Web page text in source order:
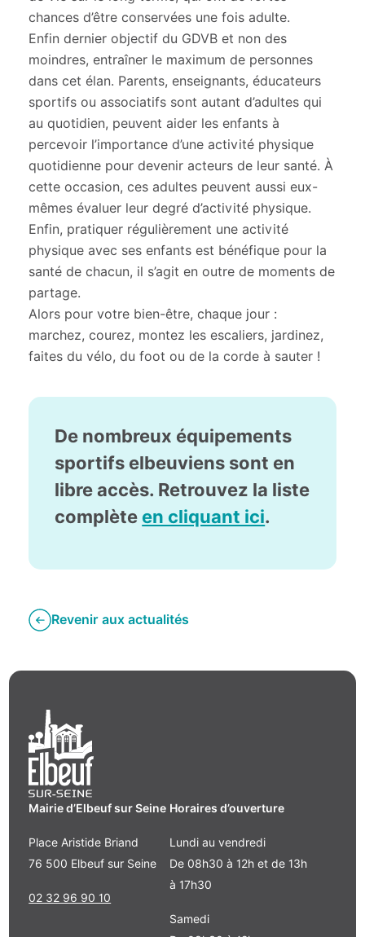
chances d’être conservées une fois adulte.
Enfin dernier objectif du GDVB et non des
moindres, entraîner le maximum de personnes
dans cet élan. Parents, enseignants, éducateurs
sportifs ou associatifs sont autant d’adultes qui
au quotidien, peuvent aider les enfants à
percevoir l’importance d’une activité physique
quotidienne pour devenir acteurs de leur santé. À
cette occasion, ces adultes peuvent aussi eux-
mêmes évaluer leur degré d’activité physique.
Enfin, pratiquer régulièrement une activité
physique avec ses enfants est bénéfique pour la
santé de chacun, il s’agit en outre de moments de
partage.
Alors pour votre bien-être, chaque jour :
marchez, courez, montez les escaliers, jardinez,
faites du vélo, du foot ou de la corde à sauter !
De nombreux équipements
sportifs elbeuviens sont en
libre accès. Retrouvez la liste
complète en cliquant ici.
Revenir aux actualités
Mairie d’Elbeuf sur Seine
Place Aristide Briand
76 500 Elbeuf sur Seine
02 32 96 90 10
Horaires d’ouverture
Lundi au vendredi
De 08h30 à 12h et de 13h
à 17h30
Samedi